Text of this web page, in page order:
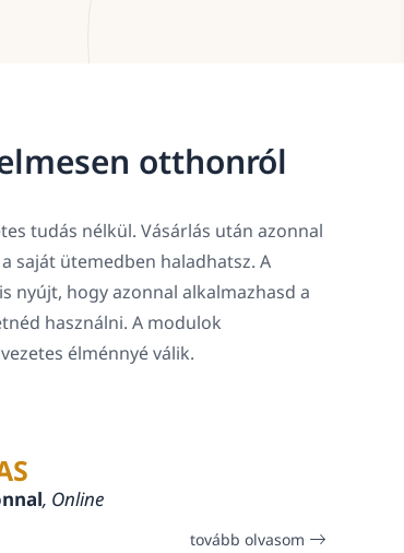
otthonról
tudás nélkül. Vásárlás után azonnal
saját ütemedben haladhatsz. A
nyújt, hogy azonnal alkalmazhasd a
használni. A modulok
élménnyé válik.
, Online
tovább olvasom